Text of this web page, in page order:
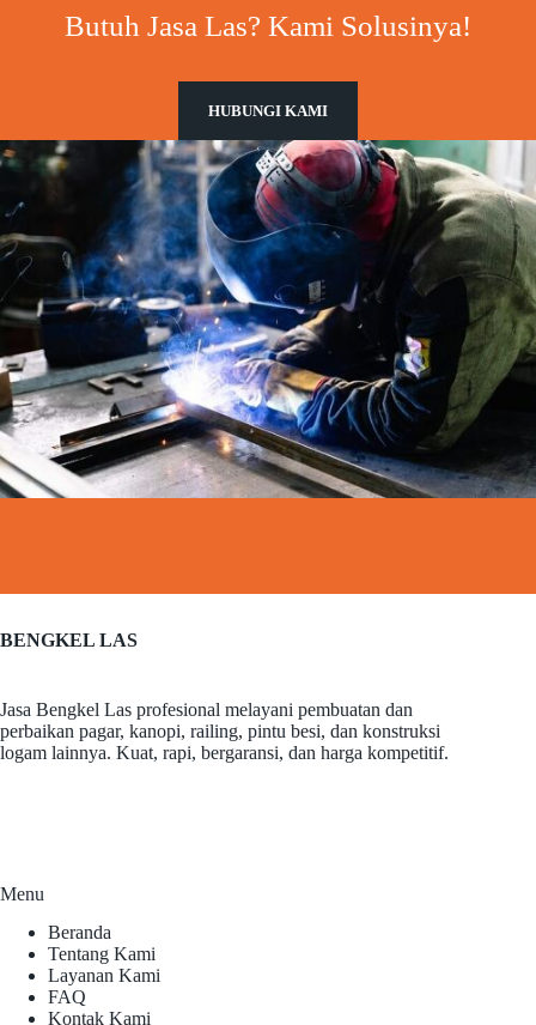
Butuh Jasa Las? Kami Solusinya!
HUBUNGI KAMI
BENGKEL LAS
Jasa Bengkel Las profesional melayani pembuatan dan
perbaikan pagar, kanopi, railing, pintu besi, dan konstruksi
logam lainnya. Kuat, rapi, bergaransi, dan harga kompetitif.
Menu
Beranda
Tentang Kami
Layanan Kami
FAQ
Kontak Kami